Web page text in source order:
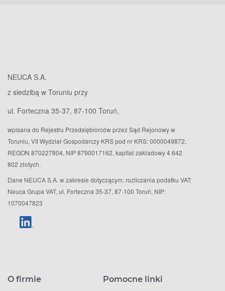
NEUCA S.A.
z siedzibą w Toruniu przy
ul. Forteczna 35-37, 87-100 Toruń,
wpisana do Rejestru Przedsiębiorców przez Sąd Rejonowy w
Toruniu, VII Wydział Gospodarczy KRS pod nr KRS: 0000049872,
REGON 870227804, NIP 8790017162, kapitał zakładowy 4 642
802 złotych.
Dane NEUCA S.A. w zakresie dotyczącym: rozliczania podatku VAT:
Neuca Grupa VAT, ul. Forteczna 35-37, 87-100 Toruń, NIP:
1070047823
O firmie Pomocne linki